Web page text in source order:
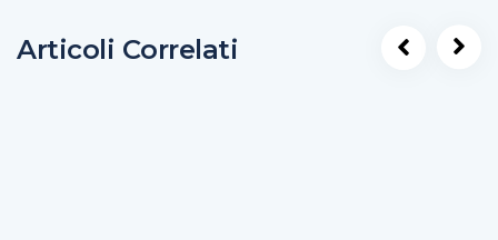
Articoli Correlati